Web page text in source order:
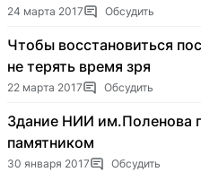
24 марта 2017 Обсудить
Чтобы восстановиться
не терять время зря
22 марта 2017 Обсудить
Здание НИИ им.Поленова
памятником
30 января 2017 Обсудить